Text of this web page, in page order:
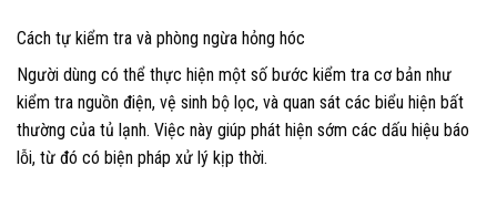
Cách tự kiểm tra và phòng ngừa hỏng hóc
Người dùng có thể thực hiện một số bước kiểm tra cơ bản như
kiểm tra nguồn điện, vệ sinh bộ lọc, và quan sát các biểu hiện bất
thường của tủ lạnh. Việc này giúp phát hiện sớm các dấu hiệu báo
lỗi, từ đó có biện pháp xử lý kịp thời.